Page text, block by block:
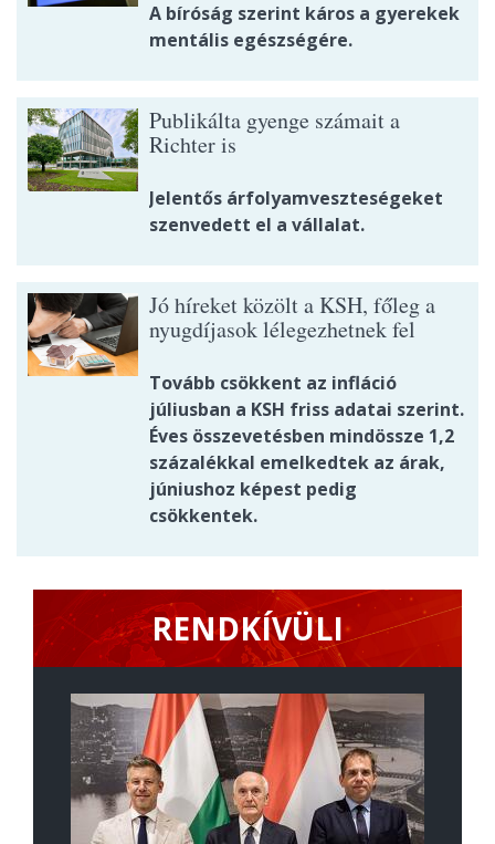
A bíróság szerint káros a gyerekek
mentális egészségére.
Publikálta gyenge számait a
Richter is
Jelentős árfolyamveszteségeket
szenvedett el a vállalat.
Jó híreket közölt a KSH, főleg a
nyugdíjasok lélegezhetnek fel
Tovább csökkent az infláció
júliusban a KSH friss adatai szerint.
Éves összevetésben mindössze 1,2
százalékkal emelkedtek az árak,
júniushoz képest pedig
csökkentek.
RENDKÍVÜLI